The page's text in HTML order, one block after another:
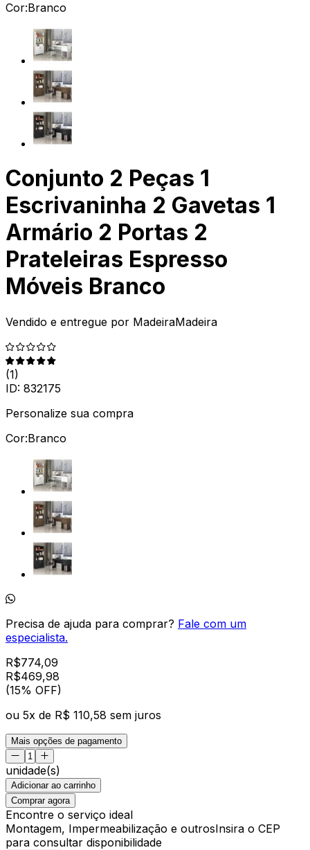
Cor:Branco
Conjunto 2 Peças 1
Escrivaninha 2 Gavetas 1
Armário 2 Portas 2
Prateleiras Espresso
Móveis Branco
Vendido e entregue por MadeiraMadeira
(1)
ID: 832175
Personalize sua compra
Cor:Branco
Precisa de ajuda para comprar? Fale com um
especialista.
R$774,09
R$469,98
(15% OFF)
ou 5x de R$ 110,58 sem juros
Mais opções de pagamento
unidade(s)
Adicionar ao carrinho
Comprar agora
Encontre o serviço ideal
Montagem, Impermeabilização e outrosInsira o CEP
para consultar disponibilidade